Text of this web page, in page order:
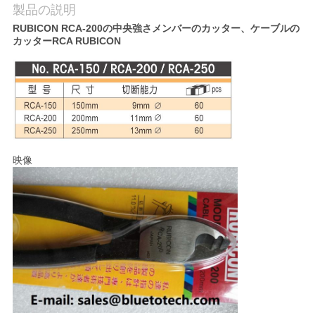
に
連
絡
し
な
さ
い
ニ
ュ
ー
製品の説明
RUBICON RCA-200の中央強さメンバーのカッター、ケーブルの
カッターRCA RUBICON
映像